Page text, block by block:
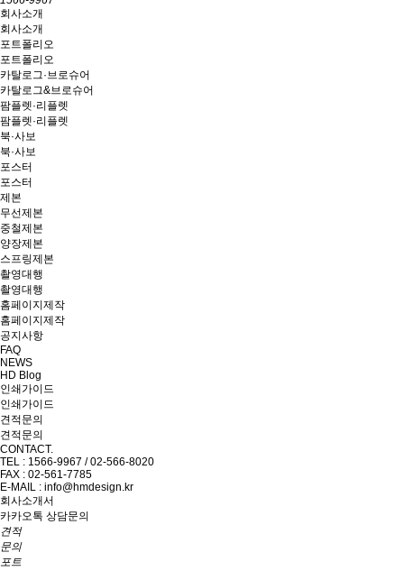
회사소개
회사소개
포트폴리오
포트폴리오
카탈로그·브로슈어
카탈로그&브로슈어
팜플렛·리플렛
팜플렛·리플렛
북·사보
북·사보
포스터
포스터
제본
무선제본
중철제본
양장제본
스프링제본
촬영대행
촬영대행
홈페이지제작
홈페이지제작
공지사항
FAQ
NEWS
HD Blog
인쇄가이드
인쇄가이드
견적문의
견적문의
CONTACT.
TEL : 1566-9967 / 02-566-8020
FAX : 02-561-7785
E-MAIL : info@hmdesign.kr
회사소개서
카카오톡 상담문의
견적
문의
포트